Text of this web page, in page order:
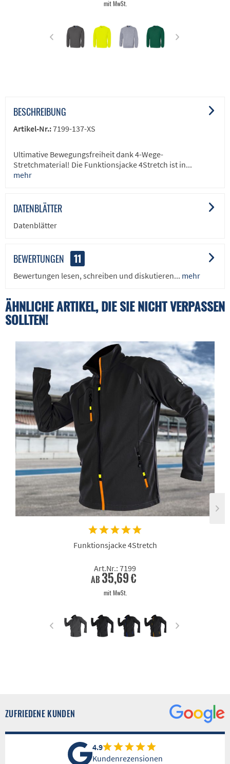
mit MwSt.
BESCHREIBUNG
Artikel-Nr.:7199-137-XS
Ultimative Bewegungsfreiheit dank 4-Wege-
Stretchmaterial! Die Funktionsjacke 4Stretch ist in...
mehr
DATENBLÄTTER
Datenblätter
BEWERTUNGEN 11
Bewertungen lesen, schreiben und diskutieren... mehr
ÄHNLICHE ARTIKEL, DIE SIE NICHT VERPASSEN
SOLLTEN!
Funktionsjacke 4Stretch
Art.Nr.: 7199
ab 35,69 €
mit MwSt.
ZUFRIEDENE KUNDEN
4.9
Kundenrezensionen